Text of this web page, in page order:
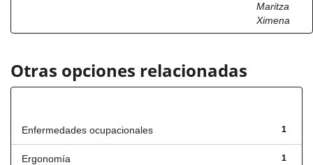
Maritza
Ximena
Otras opciones relacionadas
1
Enfermedades ocupacionales
1
Ergonomía